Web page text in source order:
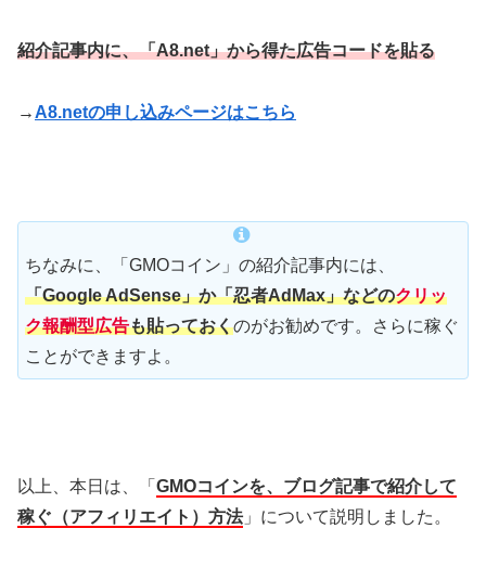
紹介記事内に、「A8.net」から得た広告コードを貼る
→ A8.netの申し込みページはこちら
ちなみに、「GMOコイン」の紹介記事内には、
「Google AdSense」か「忍者AdMax」などのクリッ
ク報酬型広告も貼っておくのがお勧めです。さらに稼ぐ
ことができますよ。
以上、本日は、「 GMOコインを、ブログ記事で紹介して
稼ぐ（アフィリエイト）方法」について説明しました。